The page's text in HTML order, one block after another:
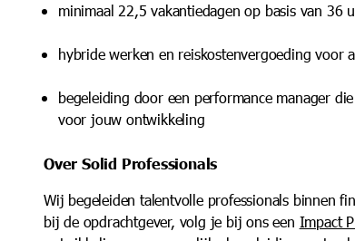
minimaal 22,5 vakantiedagen op basis van 36
hybride werken en reiskostenvergoeding voor
begeleiding door een performance manager
voor jouw ontwikkeling
Over Solid Professionals
Wij begeleiden talentvolle professionals binnen
bij de opdrachtgever, volg je bij ons een Impact